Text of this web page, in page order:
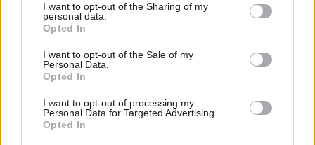
not limited to your visit or usage behaviour. You may click to
grant or deny consent to Google and its third-party tags to
use your data for below specified purposes in below Google
consent section.
I want to opt-out of the Sharing of my
personal data.
Opted In
I want to opt-out of the Sale of my
Personal Data.
Opted In
I want to opt-out of processing my
Personal Data for Targeted Advertising.
Opted In
AZ EMBERSÉG ÜNNEPE